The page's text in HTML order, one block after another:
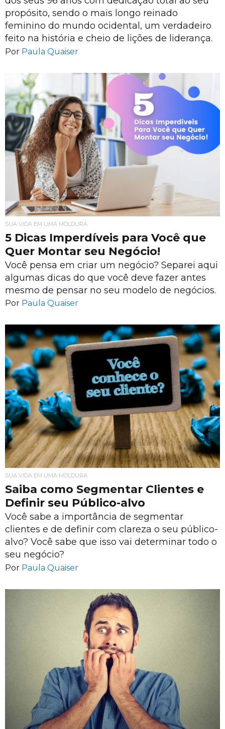
propósito, sendo o mais longo reinado
feminino do mundo ocidental, um verdadeiro
feito na história e cheio de lições de liderança.
Por Paula Quaiser
SUA VIDA EM UMA MOLDURA
5 Dicas Imperdíveis para Você que
Quer Montar seu Negócio!
Você pensa em criar um negócio? Separei aqui
algumas dicas do que você deve fazer antes
mesmo de pensar no seu modelo de negócios.
Por Paula Quaiser
SUA VIDA EM UMA MOLDURA
Saiba como Segmentar Clientes e
Definir seu Público-alvo
Você sabe a importância de segmentar
clientes e de definir com clareza o seu público-
alvo? Você sabe que isso vai determinar todo o
seu negócio?
Por Paula Quaiser